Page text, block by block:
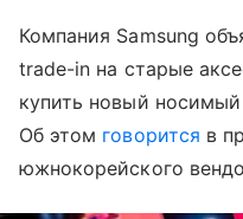
Компания Samsung
trade-in на старые
купить новый
Об этом говорится в
южнокорейского